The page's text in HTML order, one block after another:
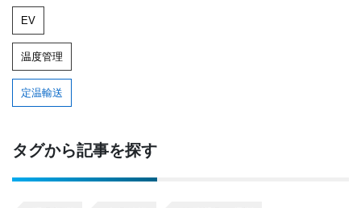
EV
温度管理
定温輸送
タグから記事を探す